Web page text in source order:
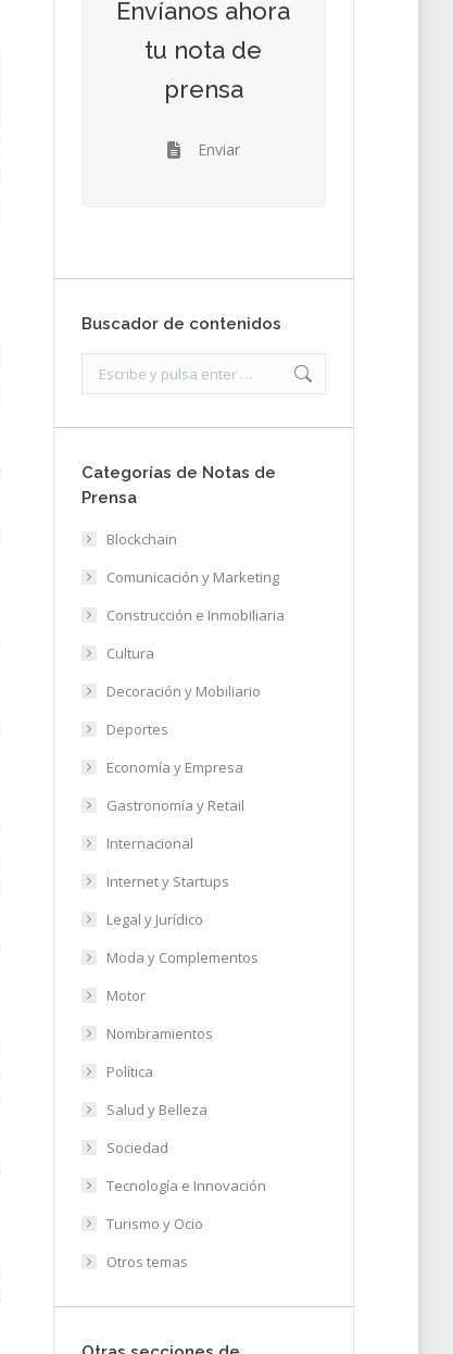
Envíanos ahora
tu nota de
prensa
Enviar
Buscador de contenidos
Categorías de Notas de
Prensa
Blockchain
Comunicación y Marketing
Construcción e Inmobiliaria
Cultura
Decoración y Mobiliario
Deportes
Economía y Empresa
Gastronomía y Retail
Internacional
Internet y Startups
Legal y Jurídico
Moda y Complementos
Motor
Nombramientos
Política
Salud y Belleza
Sociedad
Tecnología e Innovación
Turismo y Ocio
Otros temas